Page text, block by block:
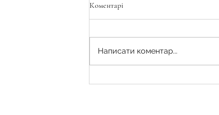
Коментарі
Написати коментар...